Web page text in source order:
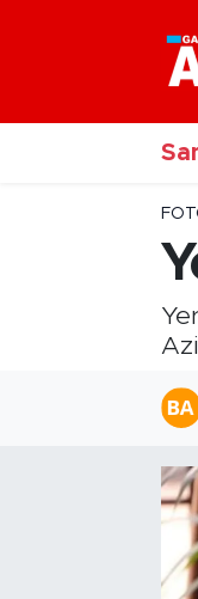
Nöbetçi
Hava Durumu
Samsun
Trafik
Süper Lig
Tüm
Haber Arşivi